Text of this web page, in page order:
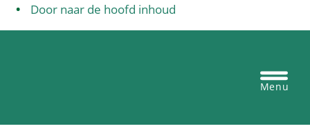
Door naar de hoofd inhoud